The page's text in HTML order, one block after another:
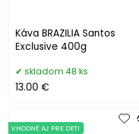
Káva BRAZILIA Santos
Exclusive 400g
skladom 48 ks
13.00 €
VHODNÉ AJ PRE DETI